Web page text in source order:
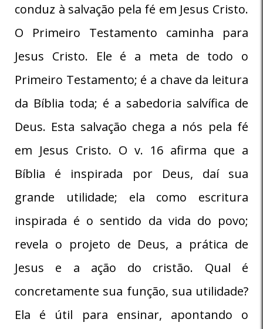
conduz à salvação pela fé em Jesus Cristo.
O Primeiro Testamento caminha para
Jesus Cristo. Ele é a meta de todo o
Primeiro Testamento; é a chave da leitura
da Bíblia toda; é a sabedoria salvífica de
Deus. Esta salvação chega a nós pela fé
em Jesus Cristo. O v. 16 afirma que a
Bíblia é inspirada por Deus, daí sua
grande utilidade; ela como escritura
inspirada é o sentido da vida do povo;
revela o projeto de Deus, a prática de
Jesus e a ação do cristão. Qual é
concretamente sua função, sua utilidade?
Ela é útil para ensinar, apontando o